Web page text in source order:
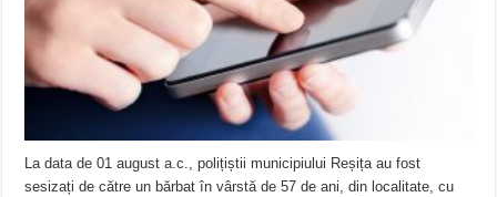
La data de 01 august a.c., polițiștii municipiului Reșița au fost
sesizați de către un bărbat în vârstă de 57 de ani, din localitate, cu